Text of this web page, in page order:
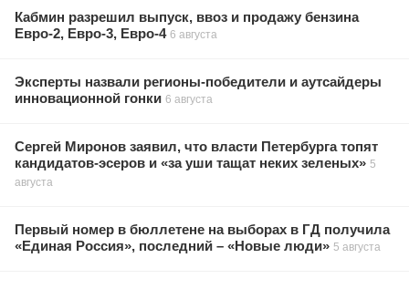
Кабмин разрешил выпуск, ввоз и продажу бензина
Евро-2, Евро-3, Евро-4 6 августа
Эксперты назвали регионы-победители и аутсайдеры
инновационной гонки 6 августа
Сергей Миронов заявил, что власти Петербурга топят
кандидатов-эсеров и «за уши тащат неких зеленых» 5
августа
Первый номер в бюллетене на выборах в ГД получила
«Единая Россия», последний – «Новые люди» 5 августа